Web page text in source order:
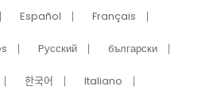
Español Français
Pусский български
한국어 Italiano